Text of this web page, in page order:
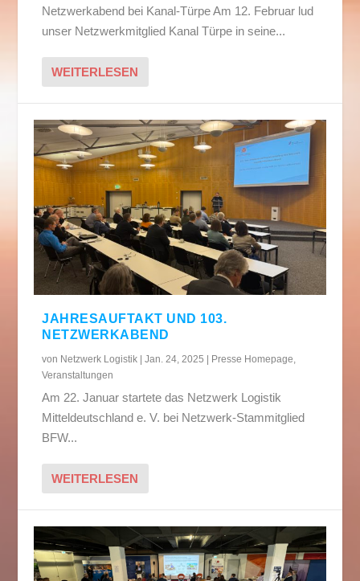
Netzwerkabend bei Kanal-Türpe Am 12. Februar lud
unser Netzwerkmitglied Kanal Türpe in seine...
WEITERLESEN
JAHRESAUFTAKT UND 103.
NETZWERKABEND
von Netzwerk Logistik |Jan. 24, 2025 Presse Homepage,
Veranstaltungen
Am 22. Januar startete das Netzwerk Logistik
Mitteldeutschland e. V. bei Netzwerk-Stammitglied
BFW...
WEITERLESEN